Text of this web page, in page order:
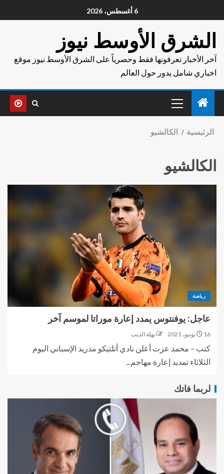
6 أغسطس، 2026
الشرق الأوسط نيوز
آخر الأخبار تعرفونها فقط وحصرياً على الشرق الأوسط نيوز موقع
اخباري شامل يدور حول العالم
الرئيسية الكالشيو
الكالشيو
رياضة
عاجل: يوفنتوس يمدد إعارة موراتا لموسم آخر
16 يونيو، 2021 نهلة الديب
كتب – محمد عزت أعلن نادي أتلتيكو مدريد الإسباني اليوم
الثلاثاء تمديد إعارة مهاجم...
لربما فاتك